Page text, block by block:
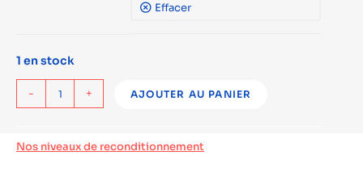
Effacer
1 en stock
- + AJOUTER AU PANIER
Nos niveaux de reconditionnement